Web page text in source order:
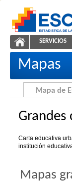
ESCALE -
Grandes ciudades
SERVICIOS
Mapas
Mapa de
Grandes
Carta educativa
institución
Mapas